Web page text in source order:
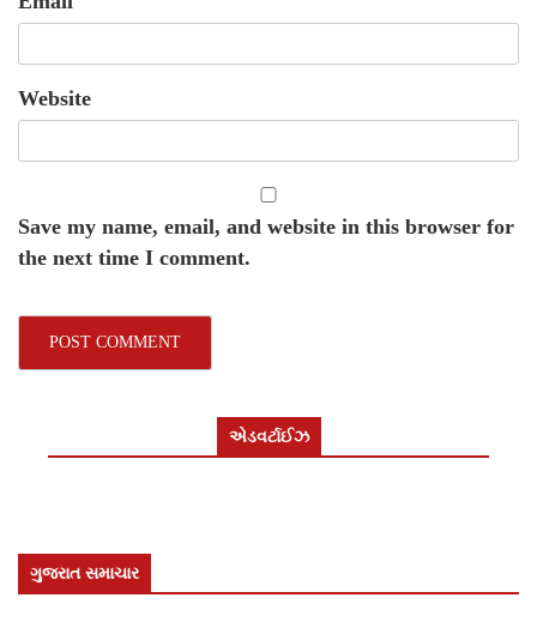
Website
Save my name, email, and website in this browser for
the next time I comment.
એડવર્ટાઈઝ
ગુજરાત સમાચાર